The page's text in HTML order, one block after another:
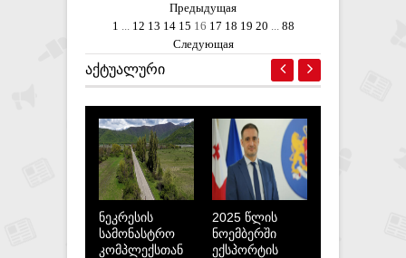
Предыдущая
1 ... 12 13 14 15 16 17 18 19 20 ... 88
Следующая
ᲐᲥᲢᲣᲐᲚᲣᲠᲘ
ნეკრესის
სამონასტრო
კომპლექსთან
2025 წლის
ნოემბერში
ექსპორტის